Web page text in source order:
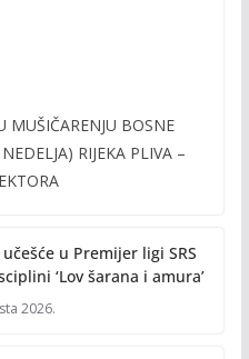
MUŠIČARENJU BOSNE
RIJEKA PLIVA –
učešće u Premijer ligi SRS
‘Lov šarana i amura’
2026.